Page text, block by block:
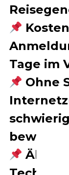
Tage im
Ohne
Ältere